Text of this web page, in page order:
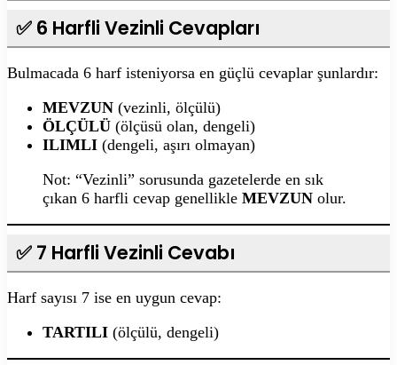
✅ 6 Harfli Vezinli Cevapları
Bulmacada 6 harf isteniyorsa en güçlü cevaplar şunlardır:
MEVZUN (vezinli, ölçülü)
ÖLÇÜLÜ (ölçüsü olan, dengeli)
ILIMLI (dengeli, aşırı olmayan)
Not: “Vezinli” sorusunda gazetelerde en sık
çıkan 6 harfli cevap genellikle MEVZUN olur.
✅ 7 Harfli Vezinli Cevabı
Harf sayısı 7 ise en uygun cevap:
TARTILI (ölçülü, dengeli)